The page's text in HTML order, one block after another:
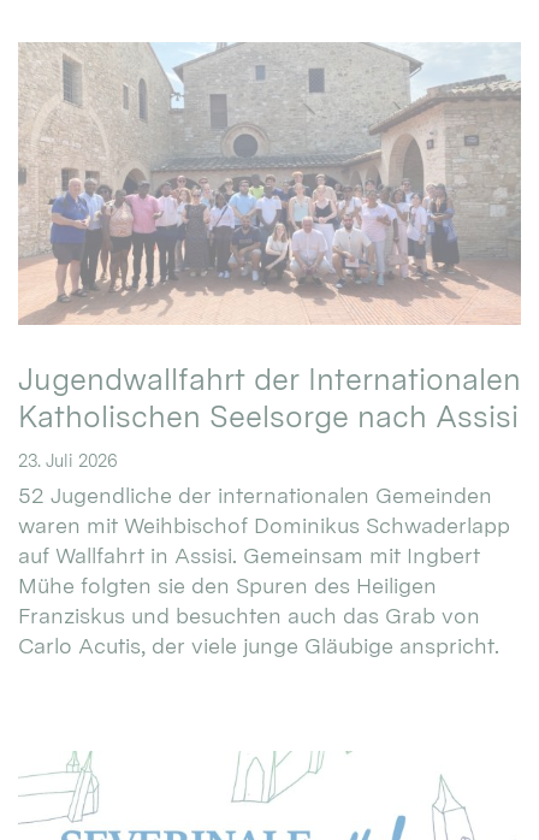
Jugendwallfahrt der Internationalen
Katholischen Seelsorge nach Assisi
23. Juli 2026
52 Jugendliche der internationalen Gemeinden
waren mit Weihbischof Dominikus Schwaderlapp
auf Wallfahrt in Assisi. Gemeinsam mit Ingbert
Mühe folgten sie den Spuren des Heiligen
Franziskus und besuchten auch das Grab von
Carlo Acutis, der viele junge Gläubige anspricht.